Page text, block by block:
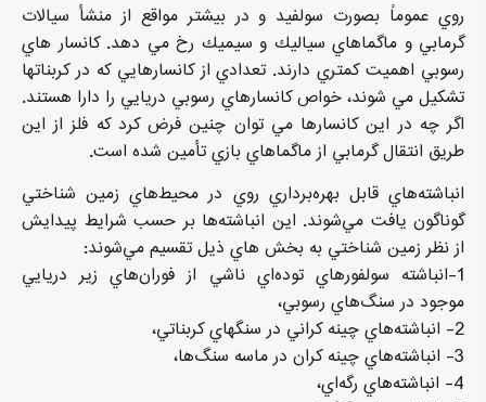
روي عموماً بصورت سولفيد و در بيشتر مواقع از منشأ سيالات
گرمابي و ماگماهاي سياليك و سيميك رخ مي دهد. كانسار هاي
رسوبي اهميت كمتري دارند. تعدادي از كانسارهايي كه در كربناتها
تشكيل مي شوند، خواص كانسارهاي رسوبي دريايي را دارا هستند.
اگر چه در اين كانسارها مي توان چنين فرض كرد كه فلز از اين
طريق انتقال گرمابي از ماگماهاي بازي تأمين شده است.
انباشته‌هاي قابل بهره‌برداري روي در محيط‌هاي زمين شناختي
گوناگون يافت مي‌شوند. اين انباشته‌ها بر حسب شرايط پيدايش
از نظر زمين شناختي به بخش هاي ذيل تقسيم مي‌شوند:
1-انباشته سولفورهاي توده‌اي ناشي از فوران‌هاي زير دريايي
موجود در سنگ‌هاي رسوبي،
2- انباشته‌هاي چينه كراني در سنگهاي كربناتي،
3- انباشته‌هاي چينه كران در ماسه سنگ‌ها،
4- انباشته‌هاي رگه‌اي،